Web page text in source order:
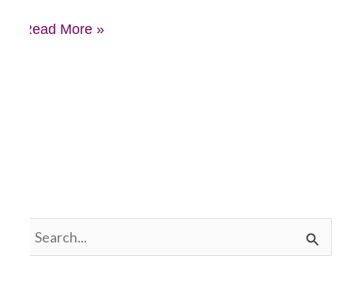
Read More »
搜